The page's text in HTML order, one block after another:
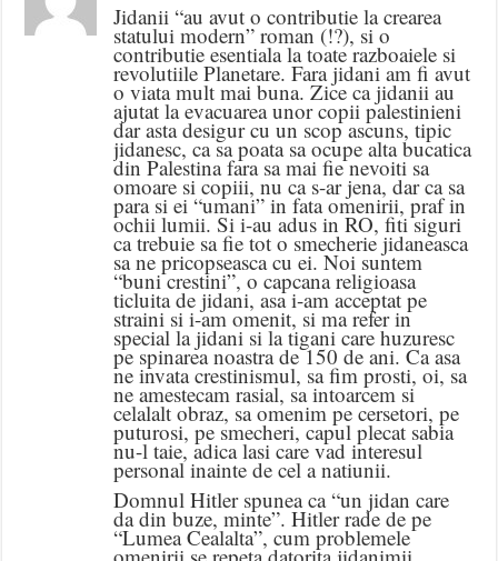
Jidanii “au avut o contributie la crearea
statului modern” roman (!?), si o
contributie esentiala la toate razboaiele si
revolutiile Planetare. Fara jidani am fi avut
o viata mult mai buna. Zice ca jidanii au
ajutat la evacuarea unor copii palestinieni
dar asta desigur cu un scop ascuns, tipic
jidanesc, ca sa poata sa ocupe alta bucatica
din Palestina fara sa mai fie nevoiti sa
omoare si copiii, nu ca s-ar jena, dar ca sa
para si ei “umani” in fata omenirii, praf in
ochii lumii. Si i-au adus in RO, fiti siguri
ca trebuie sa fie tot o smecherie jidaneasca
sa ne pricopseasca cu ei. Noi suntem
“buni crestini”, o capcana religioasa
ticluita de jidani, asa i-am acceptat pe
straini si i-am omenit, si ma refer in
special la jidani si la tigani care huzuresc
pe spinarea noastra de 150 de ani. Ca asa
ne invata crestinismul, sa fim prosti, oi, sa
ne amestecam rasial, sa intoarcem si
celalalt obraz, sa omenim pe cersetori, pe
puturosi, pe smecheri, capul plecat sabia
nu-l taie, adica lasi care vad interesul
personal inainte de cel a natiunii.
Domnul Hitler spunea ca “un jidan care
da din buze, minte”. Hitler rade de pe
“Lumea Cealalta”, cum problemele